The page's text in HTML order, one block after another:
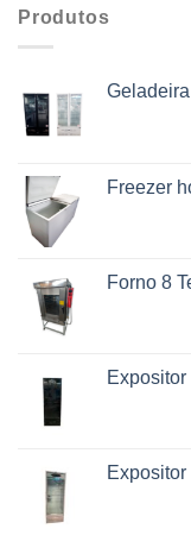
Produtos
Freezer
Forno 8
Expositor